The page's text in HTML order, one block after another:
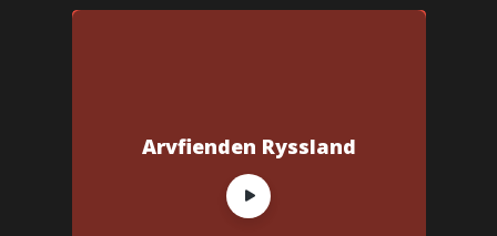
Arvfienden Ryssland